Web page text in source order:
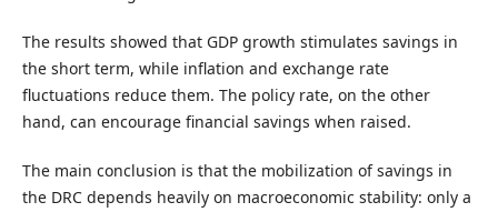
The results showed that GDP growth stimulates savings in
the short term, while inflation and exchange rate
fluctuations reduce them. The policy rate, on the other
hand, can encourage financial savings when raised.
The main conclusion is that the mobilization of savings in
the DRC depends heavily on macroeconomic stability: only a